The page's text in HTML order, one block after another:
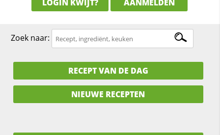
LOGIN KWIJT? AANMELDEN
Zoek naar:
RECEPT VAN DE DAG
NIEUWE RECEPTEN